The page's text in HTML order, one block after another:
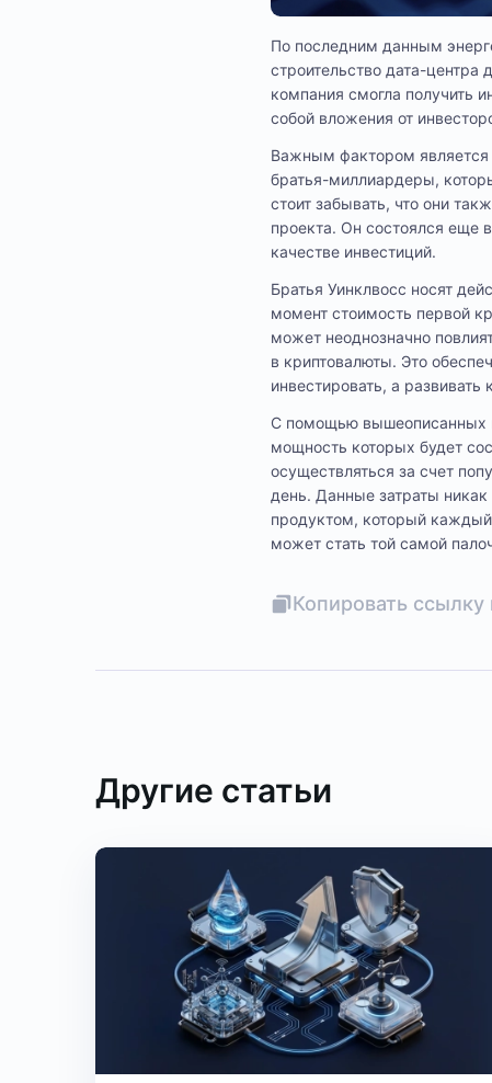
По последним данным
строительство дата-
компания смогла получить
собой вложения от
Важным фактором является
братья-миллиардеры,
стоит забывать, что они
проекта. Он состоялся еще
качестве инвестиций.
Братья Уинклвосс носят
момент стоимость первой
может неоднозначно
в криптовалюты. Это
инвестировать, а
С помощью вышеописанных
мощность которых будет
осуществляться за счет
день. Данные затраты
продуктом, который
может стать той самой
Копировать ссылку
Другие статьи